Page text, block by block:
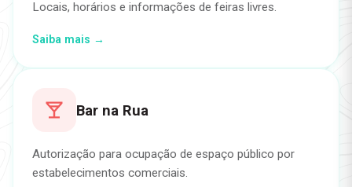
Locais, horários e informações de feiras livres.
Saiba mais →
Bar na Rua
Autorização para ocupação de espaço público por
estabelecimentos comerciais.